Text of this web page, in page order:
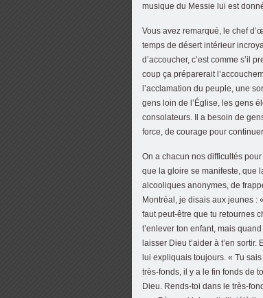
musique du Messie lui est
Vous avez remarqué, le chef
temps de désert intérieur
d’accoucher, c’est comme s’il
coup ça préparerait
l’acclamation du peuple, une
gens loin de l’Église, les gens
consolateurs. Il a besoin de
force, de courage pour
On a chacun nos difficultés
que la gloire se manifeste, que
alcooliques anonymes, de
Montréal, je disais aux jeunes :
faut peut-être que tu retournes
t’enlever ton enfant, mais
laisser Dieu t’aider à t’en
lui expliquais toujours. « Tu
très-fonds, il y a le fin fonds de
Dieu. Rends-toi dans le très-